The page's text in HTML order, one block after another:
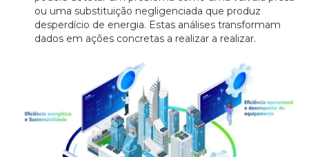
ou uma substituição negligenciada que produz
desperdício de energia. Estas análises transformam
dados em ações concretas a realizar a realizar.